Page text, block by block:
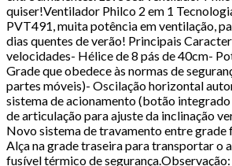
quiser!Ventilador Philco 2 em 1
PVT491, muita potência em ventilação,
dias quentes de verão! Principais
velocidades- Hélice de 8 pás de 40cm-
Grade que obedece às normas de
partes móveis)- Oscilação horizontal
sistema de acionamento (botão integrado
de articulação para ajuste da inclinação
Novo sistema de travamento entre grade
Alça na grade traseira para transportar o
fusível térmico de